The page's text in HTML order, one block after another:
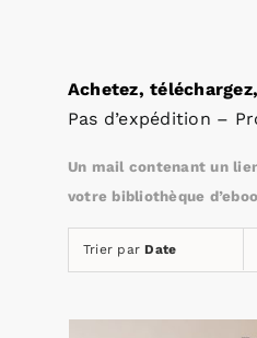
Achetez,
Pas d’expédition –
Un mail contenant un
votre bibliothèque
Trier parDate